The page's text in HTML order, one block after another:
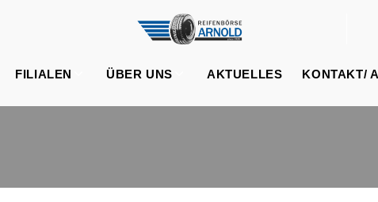
FILIALEN ÜBER UNS AKTUELLES KONTAKT/